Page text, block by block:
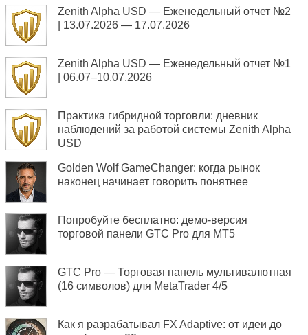
Zenith Alpha USD — Еженедельный отчет №2
| 13.07.2026 — 17.07.2026
Zenith Alpha USD — Еженедельный отчет №1
| 06.07–10.07.2026
Практика гибридной торговли: дневник
наблюдений за работой системы Zenith Alpha
USD
Golden Wolf GameChanger: когда рынок
наконец начинает говорить понятнее
Попробуйте бесплатно: демо-версия
торговой панели GTC Pro для MT5
GTC Pro — Торговая панель мультивалютная
(16 символов) для MetaTrader 4/5
Как я разрабатывал FX Adaptive: от идеи до